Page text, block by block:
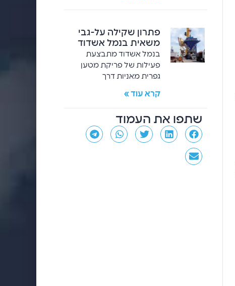
פתרון שקילה על-גבי
משאית בנמל אשדוד
בנמל אשדוד מתבצעת
פעילות של פריקת מטען
גפרית מאניות דרך
קרא עוד »
שתפו את העמוד